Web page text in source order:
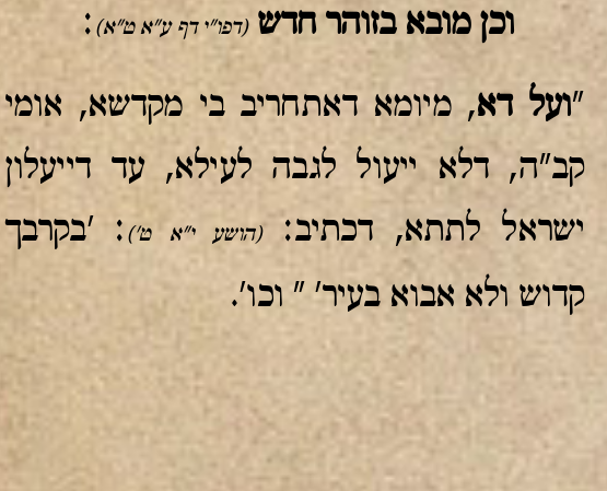
וכן מובא בזוהר חדש (דפו"י דף ע"א ט"א) :
"ועל דא, מיומא דאתחריב בי מקדשא, אומי
קב"ה, דלא ייעול לגבה לעילא, עד דייעלון
ישראל לתתא, דכתיב:(הושע י"א ט') : 'בקרבך
קדוש ולא אבוא בעיר' " וכו'.